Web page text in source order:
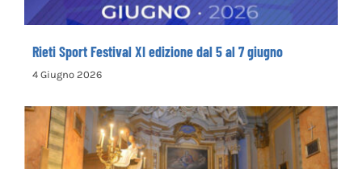
Rieti Sport Festival XI edizione dal 5 al 7 giugno
4 Giugno 2026